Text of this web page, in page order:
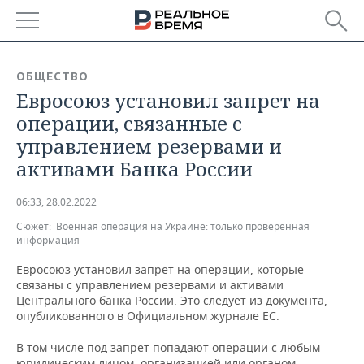
БАШКОРТОСТАН
ТАТАРСТАН
УДМУРТИЯ
НОВОСТИ
АНАЛИТИКА
НОВОСТИ АНАЛИТИКИ
ДЕКЛАРАЦИИ О ДОХОДАХ
КОРОЛИ ГОСЗАКАЗА ПФО
ВУЗЫ ТАТАРСТАНА
КОМУ ПРИНАДЛЕЖАТ
ТАТАРСТАНА
ЭКОНОМИКА
НОВОСТИ ЭКОНОМИКИ
ФИНАНСЫ
БАНКИ
БЮДЖЕТ
ИНВЕСТИЦИИ
ПРОМЫШЛЕННОСТЬ
НОВОСТИ
АГРОПРОМ
НЕДВИЖИМОСТЬ
НОВОСТИ НЕДВИЖИМОСТИ
АВТО
НОВОСТИ АВТО
БИЗНЕС
НОВОСТИ БИЗНЕСА
ТЕХНОЛОГИИ
ОБЩЕСТВО
Евросоюз установил запрет на
операции, связанные с
управлением резервами и
активами Банка России
06:33, 28.02.2022
Сюжет: Военная операция на Украине: только проверенная
информация
Евросоюз установил запрет на операции, которые
связаны с управлением резервами и активами
Центрального банка России. Это следует из документа,
опубликованного в Официальном журнале ЕС.
В том числе под запрет попадают операции с любым